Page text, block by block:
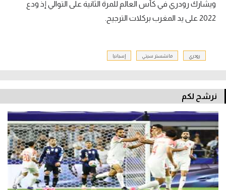
ويشارك رودري في كأس العالم للمرة الثانية على التوالي إذ ودع
2022 على يد المغرب بركلات الترجيح.
رودري مانشستر سيتي إسبانيا
نرشح لكم